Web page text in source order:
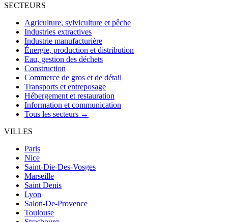
SECTEURS
Agriculture, sylviculture et pêche
Industries extractives
Industrie manufacturière
Énergie, production et distribution
Eau, gestion des déchets
Construction
Commerce de gros et de détail
Transports et entreposage
Hébergement et restauration
Information et communication
Tous les secteurs →
VILLES
Paris
Nice
Saint-Die-Des-Vosges
Marseille
Saint Denis
Lyon
Salon-De-Provence
Toulouse